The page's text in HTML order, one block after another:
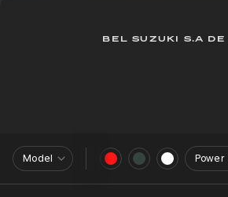
BEL SUZUKI S.A DE
Model Power